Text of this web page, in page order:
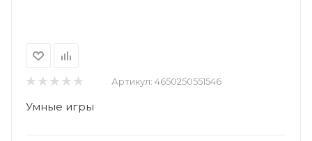
Артикул: 4650250551546
Умные игры